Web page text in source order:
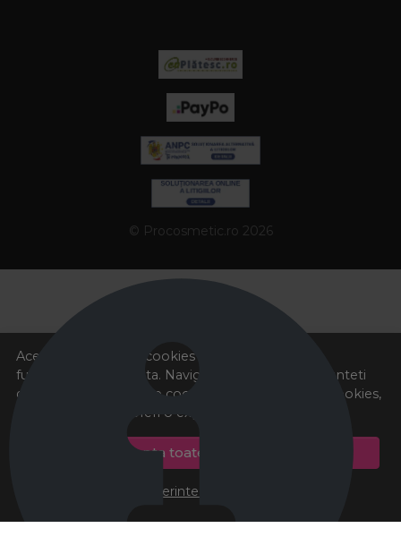
Acest site foloseste cookies pentru a va oferi
functionalitatea dorita. Navigand in continuare, sunteti
de acord cu
Politica de cookies
si cu plasarea de cookies,
cu scopul de a va oferi o experienta imbunatatita.
Accepta toate cookie-urile
Preferinte cookie-uri
© Procosmetic.ro 2026